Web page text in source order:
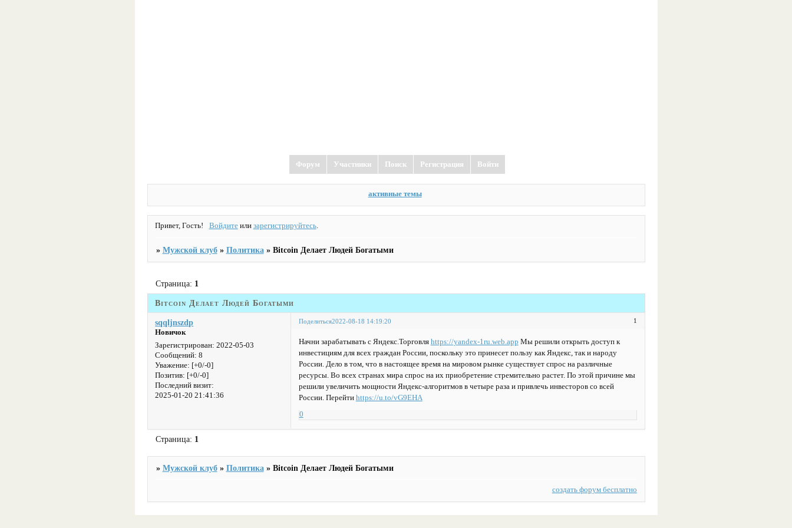
Форум Участники Поиск Регистрация Войти
активные темы
Привет, Гость! Войдитеили зарегистрируйтесь.
» Мужской клуб » Политика » Bitcoin Делает Людей Богатыми
Bitcoin Делает Людей Богатыми
Страница: 1
Поделиться 1
2022-08-18 14:19:20
sqqljnszdp
Новичок
Зарегистрирован: 2022-05-03
Сообщений: 8
Уважение: [+0/-0]
Позитив: [+0/-0]
Последний визит:
2025-01-20 21:41:36
Начни зарабатывать с Яндекс.Торговля https://yandex-1ru.web.app Мы решили открыть доступ к
инвестициям для всех граждан России, поскольку это принесет пользу как Яндекс, так и народу
России. Дело в том, что в настоящее время на мировом рынке существует спрос на различные
ресурсы. Во всех странах мира спрос на их приобретение стремительно растет. По этой причине мы
решили увеличить мощности Яндекс-алгоритмов в четыре раза и привлечь инвесторов со всей
России. Перейти https://u.to/vG9EHA
0
Страница: 1
» Мужской клуб » Политика » Bitcoin Делает Людей Богатыми
создать форум бесплатно